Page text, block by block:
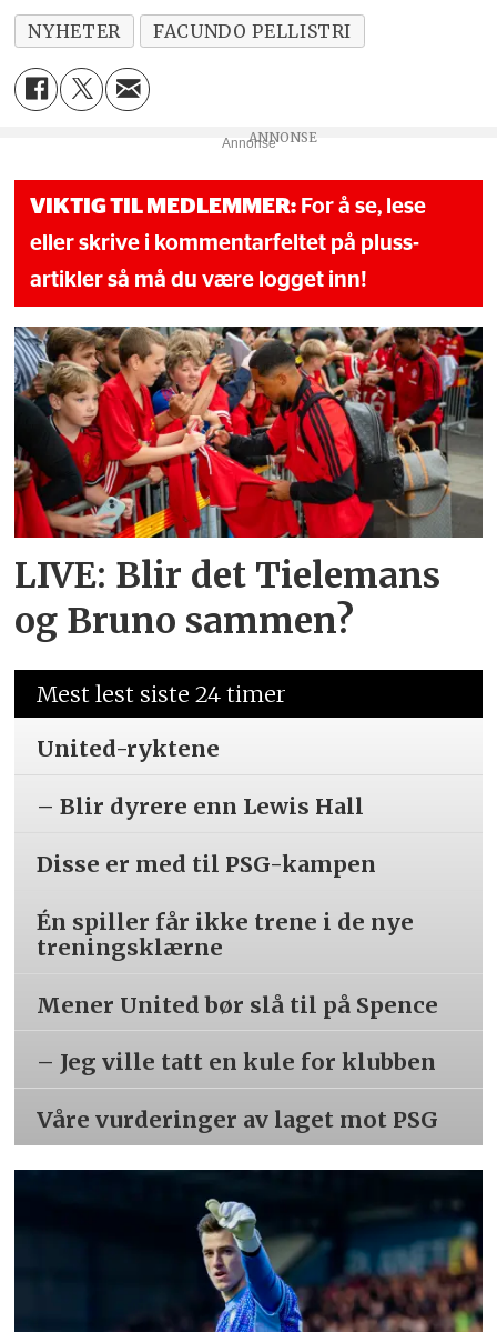
NYHETER FACUNDO PELLISTRI
Annonse
VIKTIG TIL MEDLEMMER: For å se, lese
eller skrive i kommentarfeltet på pluss-
artikler så må du være logget inn!
LIVE: Blir det Tielemans
og Bruno sammen?
Mest lest siste 24 timer
United-ryktene
– Blir dyrere enn Lewis Hall
Disse er med til PSG-kampen
Én spiller får ikke trene i de nye
treningsklærne
Mener United bør slå til på Spence
– Jeg ville tatt en kule for klubben
Våre vurderinger av laget mot PSG